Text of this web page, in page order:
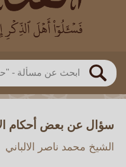
بحث
العالم
بن باز
بن
اللجنة الدائمة
سؤال عن بعض أحكام
الشيخ محمد ناصر الالباني